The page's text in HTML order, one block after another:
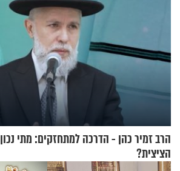
הרב זמיר כהן - הדרכה למתחזקים: מתי
הציצית?